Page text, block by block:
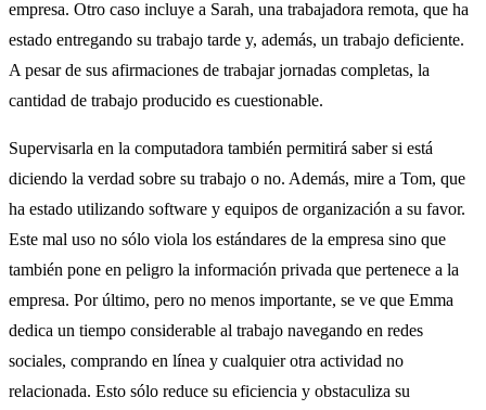
empresa. Otro caso incluye a Sarah, una trabajadora remota, que ha
estado entregando su trabajo tarde y, además, un trabajo deficiente.
A pesar de sus afirmaciones de trabajar jornadas completas, la
cantidad de trabajo producido es cuestionable.
Supervisarla en la computadora también permitirá saber si está
diciendo la verdad sobre su trabajo o no. Además, mire a Tom, que
ha estado utilizando software y equipos de organización a su favor.
Este mal uso no sólo viola los estándares de la empresa sino que
también pone en peligro la información privada que pertenece a la
empresa. Por último, pero no menos importante, se ve que Emma
dedica un tiempo considerable al trabajo navegando en redes
sociales, comprando en línea y cualquier otra actividad no
relacionada. Esto sólo reduce su eficiencia y obstaculiza su